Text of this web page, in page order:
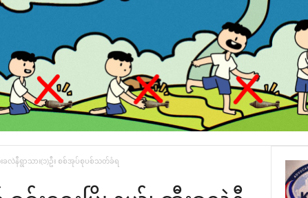
လဲနီရွာသား(၁)ဦး စစ်အုပ်စုပစ်သတ်ခံရ